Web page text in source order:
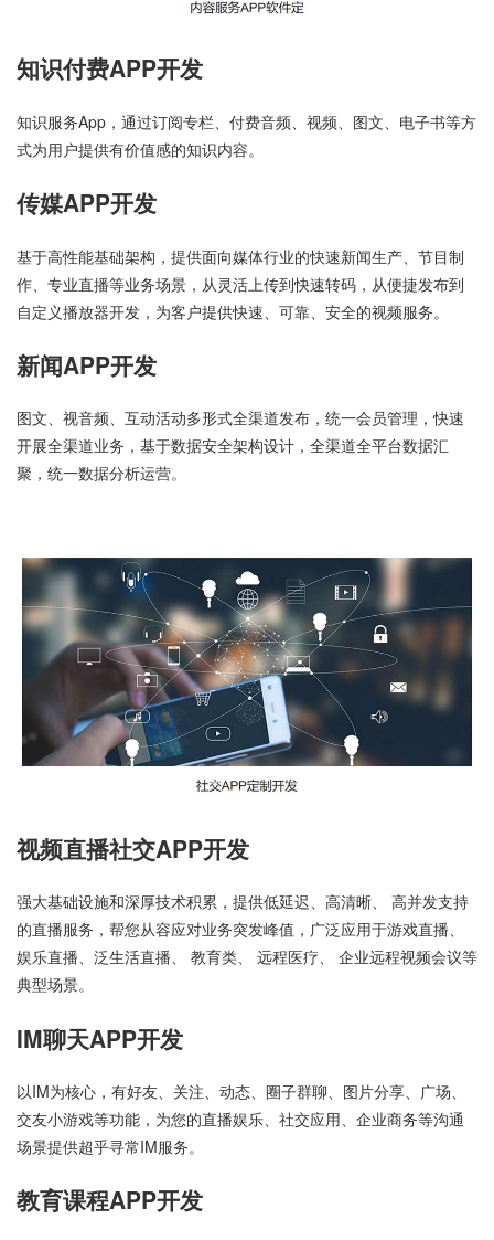
知识付费APP开发
知识服务App，通过订阅专栏、付费音频、视频、图文、电子书等方
式为用户提供有价值感的知识内容。
传媒APP开发
基于高性能基础架构，提供面向媒体行业的快速新闻生产、节目制
作、专业直播等业务场景，从灵活上传到快速转码，从便捷发布到
自定义播放器开发，为客户提供快速、可靠、安全的视频服务。
新闻APP开发
图文、视音频、互动活动多形式全渠道发布，统一会员管理，快速
开展全渠道业务，基于数据安全架构设计，全渠道全平台数据汇
聚，统一数据分析运营。
视频直播社交APP开发
强大基础设施和深厚技术积累，提供低延迟、高清晰、 高并发支持
的直播服务，帮您从容应对业务突发峰值，广泛应用于游戏直播、
娱乐直播、泛生活直播、 教育类、 远程医疗、 企业远程视频会议等
典型场景。
IM聊天APP开发
以IM为核心，有好友、关注、动态、圈子群聊、图片分享、广场、
交友小游戏等功能，为您的直播娱乐、社交应用、企业商务等沟通
场景提供超乎寻常IM服务。
教育课程APP开发